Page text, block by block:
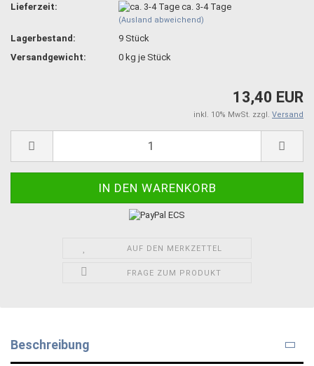
Lieferzeit:
ca. 3-4 Tage
(Ausland abweichend)
Lagerbestand: 9 Stück
Versandgewicht:
0 kg je Stück
13,40 EUR
inkl. 10% MwSt. zzgl. Versand
AUF DEN MERKZETTEL
FRAGE ZUM PRODUKT
Beschreibung